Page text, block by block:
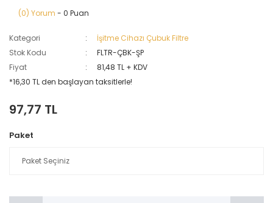
(0) Yorum - 0 Puan
Kategori
İşitme Cihazı Çubuk Filtre
Stok Kodu
FLTR-ÇBK-ŞP
Fiyat
81,48 TL + KDV
*16,30 TL den başlayan taksitlerle!
97,77 TL
Paket